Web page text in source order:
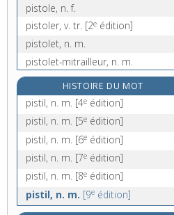
pistole, n. f.
pistoler, v. tr. [2e édition]
pistolet, n. m.
pistolet-mitrailleur, n. m.
pistolier, n. m.[2eédition]
piston, n. m.
pistonner, v. tr.
pistou, n. m.
HISTOIRE DU MOT
pistil, n. m. [4e édition]
pistil, n. m. [5e édition]
pistil, n. m. [6e édition]
pistil, n. m. [7e édition]
pistil, n. m. [8e édition]
pistil, n. m. [9e édition]